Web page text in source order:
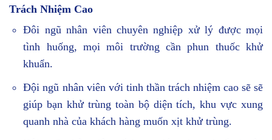
Trách Nhiệm Cao
Đôi ngũ nhân viên chuyên nghiệp xử lý được mọi
tình huống, mọi môi trường cần phun thuốc khử
khuẩn.
Đội ngũ nhân viên với tinh thần trách nhiệm cao sẽ sẽ
giúp bạn khử trùng toàn bộ diện tích, khu vực xung
quanh nhà của khách hàng muốn xịt khử trùng.